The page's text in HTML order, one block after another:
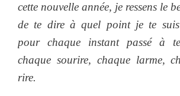
cette nouvelle année, je ressens le
de te dire à quel point je te suis
pour chaque instant passé à
chaque sourire, chaque larme,
rire.